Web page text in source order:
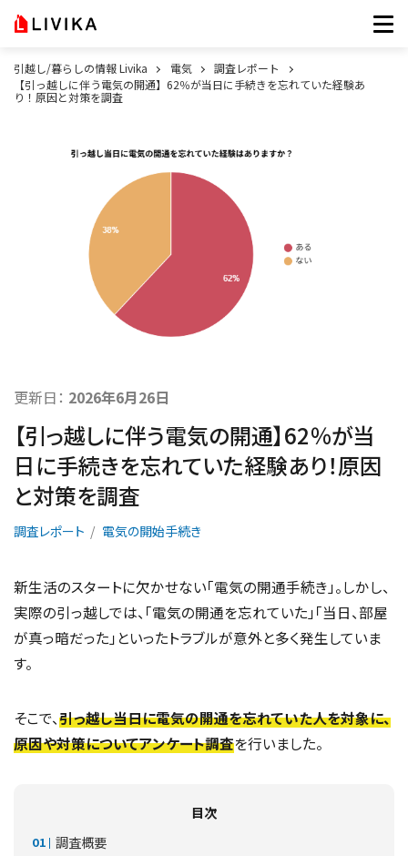
引越し/暮らしの情報 Livika 電気
調査レポート
【引っ越しに伴う電気の開通】62％が当日に手続きを忘れていた経験あ
り！原因と対策を調査
更新日： 2026年6月26日
【引っ越しに伴う電気の開通】62％が当
日に手続きを忘れていた経験あり！原因
と対策を調査
調査レポート 電気の開始手続き
新生活のスタートに欠かせない「電気の開通手続き」。しかし、
実際の引っ越しでは、「電気の開通を忘れていた」「当日、部屋
が真っ暗だった」といったトラブルが意外と多く発生していま
す。
そこで、引っ越し当日に電気の開通を忘れていた人を対象に、
原因や対策についてアンケート調査を行いました。
目次
調査概要